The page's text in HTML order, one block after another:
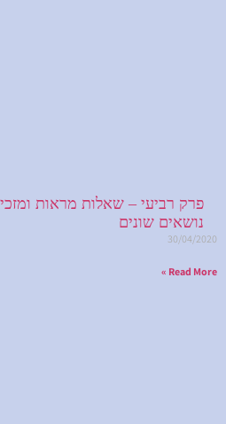
פרק רביעי – שאלות מראות
נושאים שונים
30/04/2020
Read More »